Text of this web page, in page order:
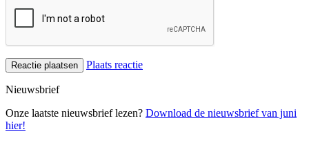
Plaats reactie
Nieuwsbrief
Onze laatste nieuwsbrief lezen? Download de nieuwsbrief van juni
hier!